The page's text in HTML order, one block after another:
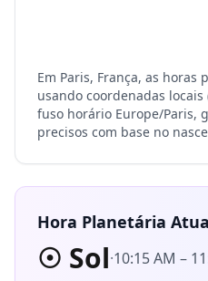
Em Paris, França, as horas
usando coordenadas locais
fuso horário Europe/Paris,
precisos com base no
Hora Planetária
☉ Sol·10:15 AM –